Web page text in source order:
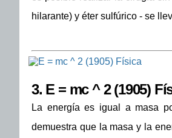
hilarante) y éter sulfúrico - se
3. E = mc ^ 2 (1905)
La energía es igual a masa
demuestra que la masa y la